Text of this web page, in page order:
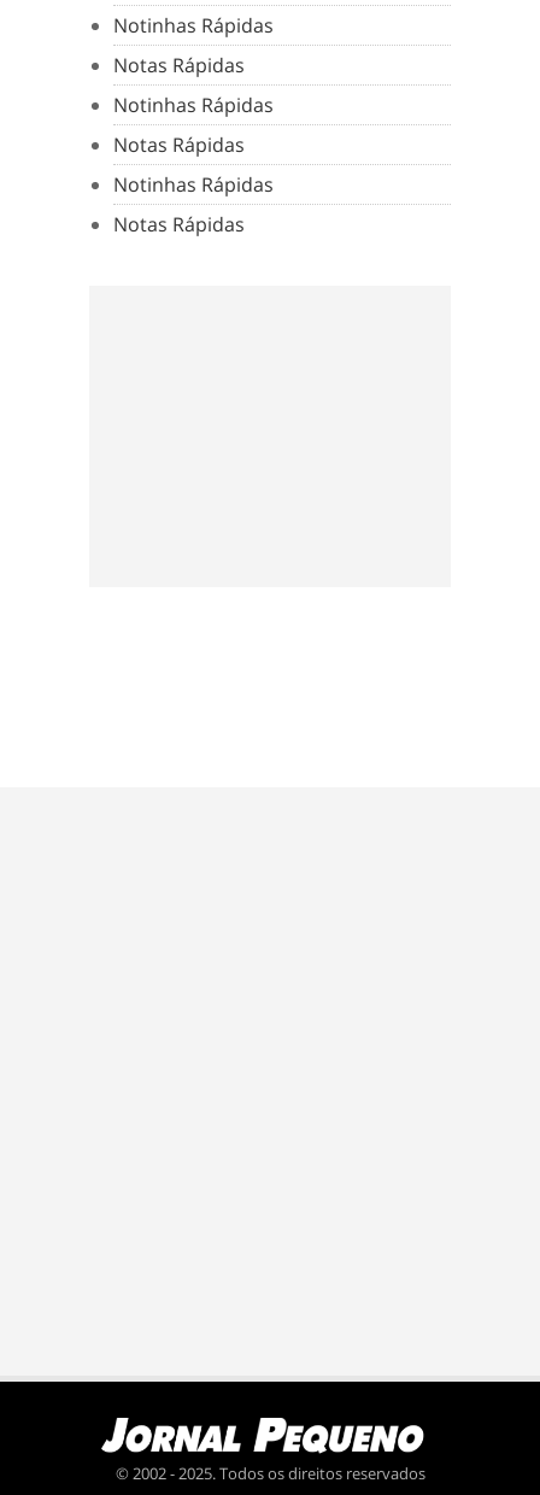
Notinhas Rápidas
Notas Rápidas
Notinhas Rápidas
Notas Rápidas
Notinhas Rápidas
Notas Rápidas
© 2002 - 2025. Todos os direitos reservados